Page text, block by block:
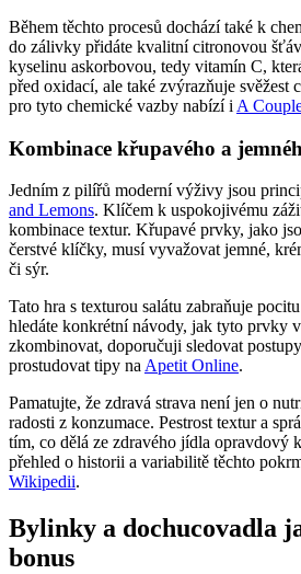
Během těchto procesů dochází také k
do zálivky přidáte kvalitní citronovou
kyselinu askorbovou, tedy vitamín C,
před oxidací, ale také zvýrazňuje svěžest
pro tyto chemické vazby nabízí i A
Kombinace křupavého a
Jedním z pilířů moderní výživy jsou
and Lemons. Klíčem k uspokojivému
kombinace textur. Křupavé prvky, jako
čerstvé klíčky, musí vyvažovat jemné,
či sýr.
Tato hra s texturou salátu zabraňuje
hledáte konkrétní návody, jak tyto prvky
zkombinovat, doporučuji sledovat
prostudovat tipy na Apetit Online.
Pamatujte, že zdravá strava není jen o
radosti z konzumace. Pestrost textur a
tím, co dělá ze zdravého jídla opravdový
přehled o historii a variabilitě těchto
Wikipedii.
Bylinky a dochucovadla
bonus